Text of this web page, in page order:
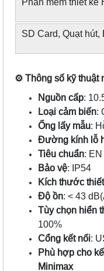
Phần mềm thiết kế
SD Card, Quạt
⚙ Thông số kỹ thuật
Nguồn cấp:
Loại cảm biến:
Ống lấy mẫu:
Đường kính lỗ
Tiêu chuẩn:
Bảo vệ: IP54
Kích thước
Độ ồn: < 43
Tùy chọn hiển
100%
Cổng kết nối:
Phù hợp cho
Minimax